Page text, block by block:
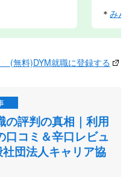
＊みん
(無料)DYM就職に登録する
の評判の真相｜利用
口コミ＆辛口レビュ
団法人キャリア協